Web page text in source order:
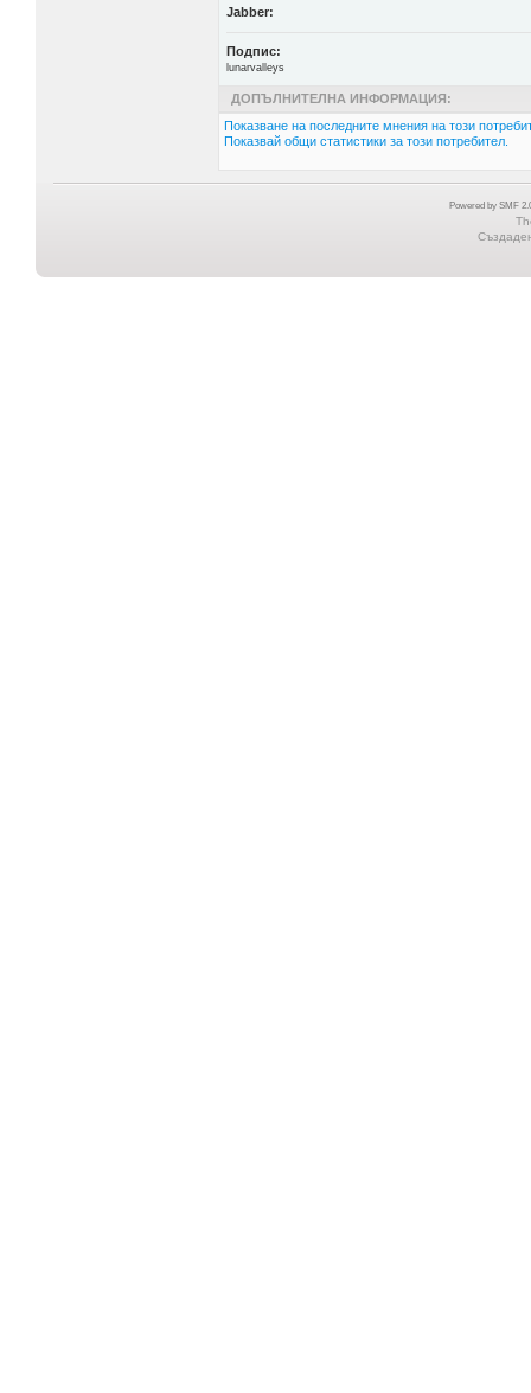
Jabber:
Подпис:
lunarvalleys
ДОПЪЛНИТЕЛНА ИНФОРМАЦИЯ:
Показване на последните мнения на този
Показвай общи статистики за този потребител.
Powered by SMF